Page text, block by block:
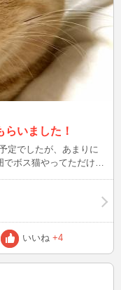
いました！
定でしたが、あまりに
でボス猫やってただけあ
来たから、今年で10
写真だ
いいね +4